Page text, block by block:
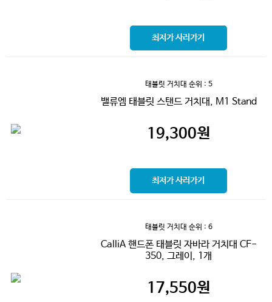
최저가 사러가기
태블릿 거치대 순위 : 5
밸류엠 태블릿 스탠드 거치대, M1 Stand
19,300원
최저가 사러가기
태블릿 거치대 순위 : 6
CalliA 핸드폰 태블릿 자바라 거치대 CF-
350, 그레이, 1개
17,550원